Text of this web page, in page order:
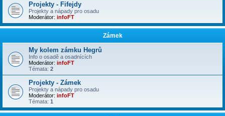
Projekty - Fifejdy
Projekty a nápady pro osadu
Moderátor: infoFT
Zámek
My kolem zámku Hegrů
Info o osadě a osadnících
Moderátor: infoFT
Témata: 2
Projekty - Zámek
Projekty a nápady pro osadu
Moderátor: infoFT
Témata: 1